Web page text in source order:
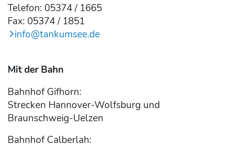
Telefon: 05374 / 1665
Fax: 05374 / 1851
info@tankumsee.de
Mit der Bahn
Bahnhof Gifhorn:
Strecken Hannover-Wolfsburg und
Braunschweig-Uelzen
Bahnhof Calberlah: